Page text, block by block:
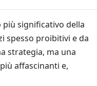
più significativo della
spesso proibitivi e da
strategia, ma una
affascinanti e,